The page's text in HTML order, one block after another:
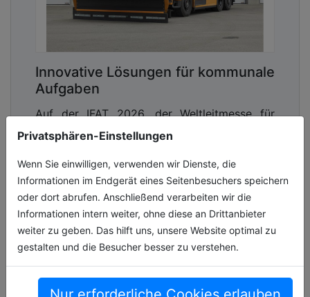
Privatsphären-Einstellungen
Wenn Sie einwilligen, verwenden wir Dienste, die
Informationen im Endgerät eines Seitenbesuchers speichern
oder dort abrufen. Anschließend verarbeiten wir die
Informationen intern weiter, ohne diese an Drittanbieter
weiter zu geben. Das hilft uns, unsere Website optimal zu
gestalten und die Besucher besser zu verstehen.
wir ein verbindliches Konzept, wie der Nationale
Radverkehrsplan bis 2030 umgesetzt und wie er
, fordert Lodemann.
Innovative Lösungen für kommunale
Aufgaben
Auf der IFAT 2026, der Weltleitmesse für
Wasser-, Abwasser-, Abfall- und
Rohstoffwirtschaft, präsentiert Mercedes-
Benz Trucks vom 4. bis 7. Mai ein
umfassendes [...]
05.05.2026, Lesezeit ca. 9 Minuten
verkehr